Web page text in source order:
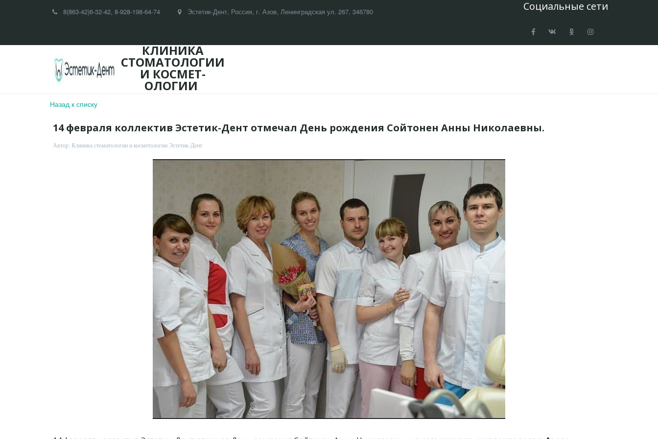
8(863-42)6-32-42, 8-928-198-64-74 Эстетик-Дент, Россия, г. Азов, Ленинградская ул. 267, 346780 Социальные сети
КЛИНИКА
СТОМАТОЛОГИИ
И КОСМЕТ­­
ОЛОГИИ
Назад к списку
14 февраля коллектив Эстетик-Дент отмечал День рождения Сойтонен Анны Николаевны.
Автор: Клиника стоматологии и косметологии Эстетик-Дент